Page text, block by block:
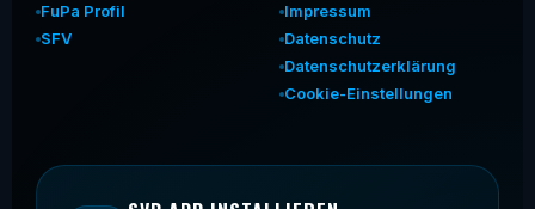
FuPa Profil
SFV
Impressum
Datenschutz
Datenschutzerklärung
Cookie-Einstellungen